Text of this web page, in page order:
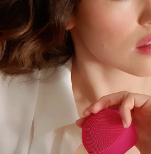
FAQ™ Pure Beauty-Tech
issa™ Teeth Whitening Set
FAQ™ Dual LED Panel
Français
Polski
Svenska
Türkçe
简体中文
發貨國家
美國